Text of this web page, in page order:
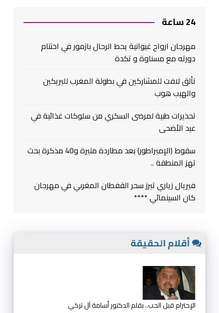
24 ساعة
مهرجان ارواح غيوانية يحط الرحال بازمور في اختتام
دورته مع مسناوة و تكدة
تألق لافت للمشاركين في بطولة المغرب للبريكين
والهيب هوب
تحذيرات طبية لمرضى السكري من سلوكات غذائية في
عيد الأضحى
سقوط (الإمبراطور) بعد مطاردة متيرة و40 مذكرة بحث
تهز المنطقة ..
فيريال زياري تبرز سحر القفطان المغربي في مهرجان
كان السينمائي ****
أقلام الحقيقة
الإحترام قبل الحب.. بقلم الدكتور أسامة آل تركي